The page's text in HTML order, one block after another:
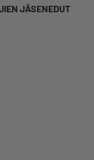
JÄSENEDUT